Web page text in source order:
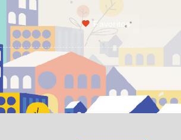
Favoritos